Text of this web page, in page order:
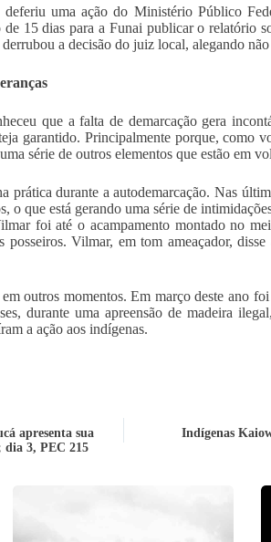
uma ação do Ministério Público
15 dias para a Funai publicar o relatório
a decisão do juiz local, alegando
que a falta de demarcação gera
garantido. Principalmente porque, como
série de outros elementos que estão em
prática durante a autodemarcação. Nas
o que está gerando uma série de
foi até o acampamento montado no
Vilmar, em tom ameaçador,
outros momentos. Em março deste ano
durante uma apreensão de madeira
a ação aos indígenas.
apresenta sua
dia 3, PEC 215
Indígenas